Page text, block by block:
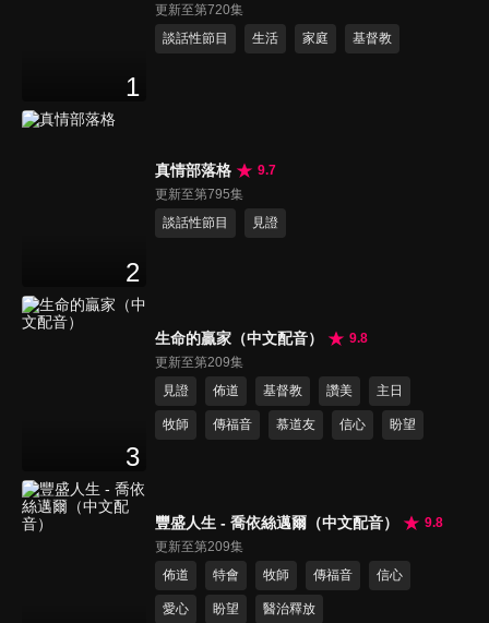
1
更新至第720集
談話性節目
生活 家庭 基督教
2
真情部落格
9.7
更新至第795集
談話性節目
見證
3
生命的贏家（中文配音）
9.8
更新至第209集
見證
佈道 基督教 讚美 主日
牧師 傳福音 慕道友 信心 盼望
豐盛人生 - 喬依絲邁爾（中文配音）
9.8
更新至第209集
佈道
特會 牧師 傳福音 信心
愛心 盼望 醫治釋放